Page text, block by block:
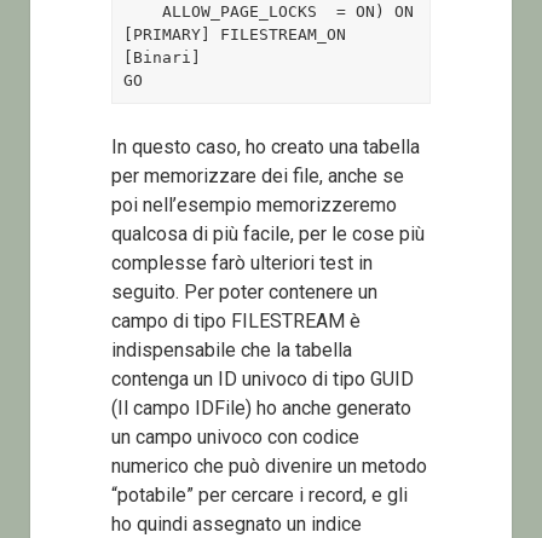
    ALLOW_PAGE_LOCKS  = ON) ON
[PRIMARY] FILESTREAM_ON
[Binari]
GO
In questo caso, ho creato una tabella
per memorizzare dei file, anche se
poi nell’esempio memorizzeremo
qualcosa di più facile, per le cose più
complesse farò ulteriori test in
seguito. Per poter contenere un
campo di tipo FILESTREAM è
indispensabile che la tabella
contenga un ID univoco di tipo GUID
(Il campo IDFile) ho anche generato
un campo univoco con codice
numerico che può divenire un metodo
“potabile” per cercare i record, e gli
ho quindi assegnato un indice